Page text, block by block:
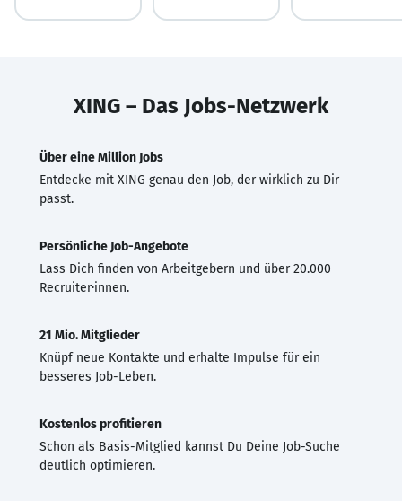
XING – Das Jobs-Netzwerk
Über eine Million Jobs
Entdecke mit XING genau den Job, der wirklich zu Dir
passt.
Persönliche Job-Angebote
Lass Dich finden von Arbeitgebern und über 20.000
Recruiter·innen.
21 Mio. Mitglieder
Knüpf neue Kontakte und erhalte Impulse für ein
besseres Job-Leben.
Kostenlos profitieren
Schon als Basis-Mitglied kannst Du Deine Job-Suche
deutlich optimieren.